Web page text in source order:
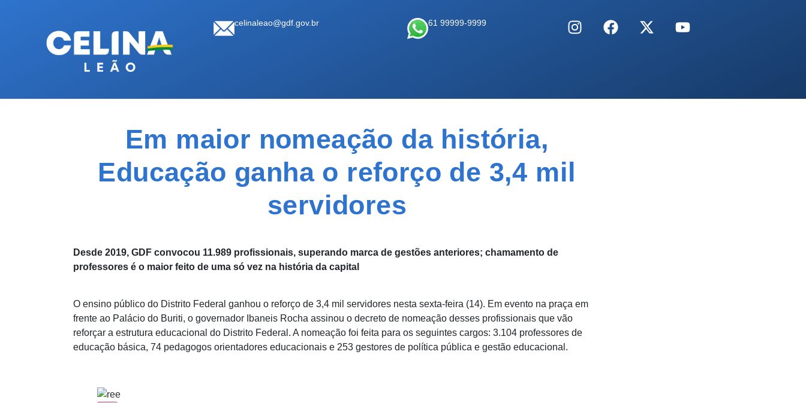
celinaleao@gdf.gov.br 61 99999-9999
Em maior nomeação da história,
Educação ganha o reforço de 3,4 mil
servidores
Desde 2019, GDF convocou 11.989 profissionais, superando marca de gestões anteriores; chamamento de
professores é o maior feito de uma só vez na história da capital
O ensino público do Distrito Federal ganhou o reforço de 3,4 mil servidores nesta sexta-feira (14). Em evento na praça em
frente ao Palácio do Buriti, o governador Ibaneis Rocha assinou o decreto de nomeação desses profissionais que vão
reforçar a estrutura educacional do Distrito Federal. A nomeação foi feita para os seguintes cargos: 3.104 professores de
educação básica, 74 pedagogos orientadores educacionais e 253 gestores de política pública e gestão educacional.